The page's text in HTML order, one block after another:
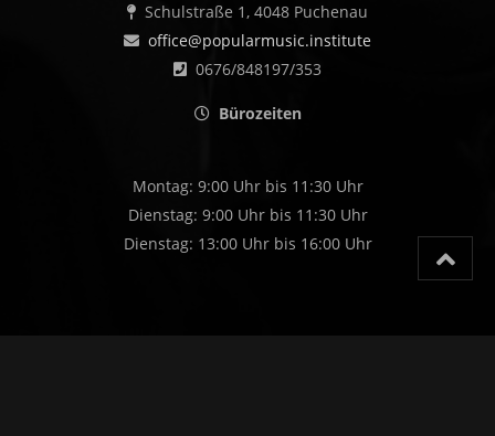
Schulstraße 1, 4048 Puchenau
office@popularmusic.institute
0676/848197/353
Bürozeiten
Montag: 9:00 Uhr bis 11:30 Uhr
Dienstag: 9:00 Uhr bis 11:30 Uhr
Dienstag: 13:00 Uhr bis 16:00 Uhr